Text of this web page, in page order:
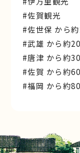
#佐賀観光
#佐世保 から
#武雄 から約
#唐津 から約
#佐賀 から約
#福岡 から約